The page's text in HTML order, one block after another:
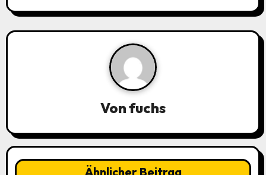
a
g
v
i
Vonfuchs
Ähnlicher Beitrag